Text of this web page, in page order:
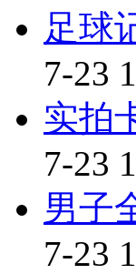
情况来
务问题
全、换
女子开
【口播
保险公司
候，保
足球
7-23
实拍
7-23
男子
7-23